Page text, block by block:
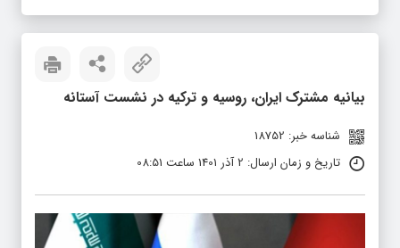
بیانیه مشترک ایران، روسیه و ترکیه در نشست آستانه
شناسه خبر: 18752
تاریخ و زمان ارسال: 2 آذر 1401 ساعت 08:51